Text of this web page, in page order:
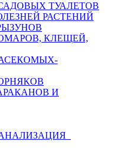
ТУАЛЕТОВ
РАСТЕНИЙ
КЛЕЩЕЙ,
И